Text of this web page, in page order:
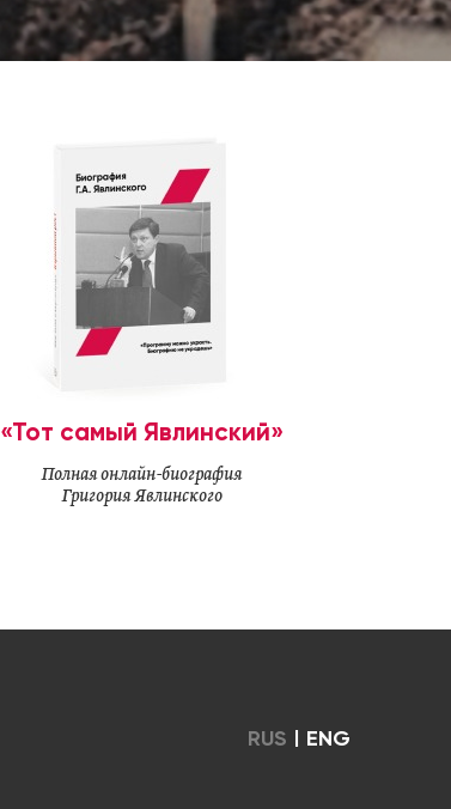
«Тот самый Явлинский»
Полная онлайн-биография
Григория Явлинского
RUS | ENG